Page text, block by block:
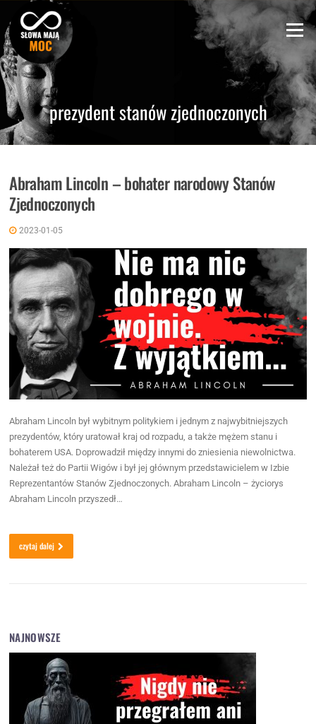
content
Menu
prezydent stanów zjednoczonych
Abraham Lincoln – bohater narodowy Stanów
Zjednoczonych
2023-01-05
Abraham Lincoln był wybitnym politykiem i jednym z najwybitniejszych
prezydentów, który uratował kraj od rozpadu, a także mężem stanu i
bohaterem USA. Doprowadził między innymi do zniesienia niewolnictwa.
Należał też do Partii Wigów i był jej głównym przedstawicielem w Izbie
Reprezentantów Stanów Zjednoczonych. Abraham Lincoln – życiorys
Abraham Lincoln przyszedł…
czytaj dalej
NAJNOWSZE